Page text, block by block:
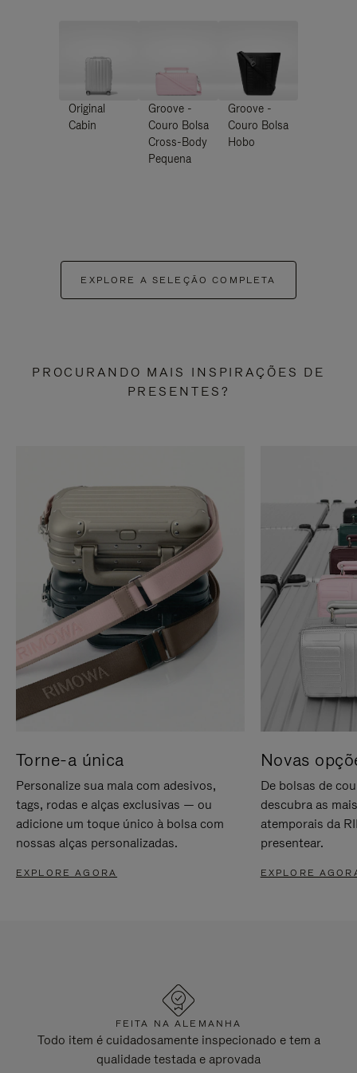
Original
Cabin
Groove -
Couro Bolsa
Cross-Body
Pequena
Groove -
Couro Bolsa
Hobo
EXPLORE A SELEÇÃO COMPLETA
PROCURANDO MAIS INSPIRAÇÕES DE
PRESENTES?
Torne-a única
Personalize sua mala com adesivos,
tags, rodas e alças exclusivas — ou
adicione um toque único à bolsa com
nossas alças personalizadas.
EXPLORE AGORA
Novas
De bolsas de
descubra as
atemporais da
presentear.
EXPLORE
FEITA NA ALEMANHA
Todo item é cuidadosamente inspecionado e tem a
qualidade testada e aprovada